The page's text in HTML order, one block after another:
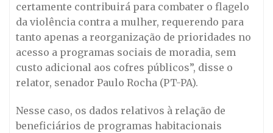
certamente contribuirá para combater o flagelo
da violência contra a mulher, requerendo para
tanto apenas a reorganização de prioridades no
acesso a programas sociais de moradia, sem
custo adicional aos cofres públicos”, disse o
relator, senador Paulo Rocha (PT-PA).
Nesse caso, os dados relativos à relação de
beneficiários de programas habitacionais